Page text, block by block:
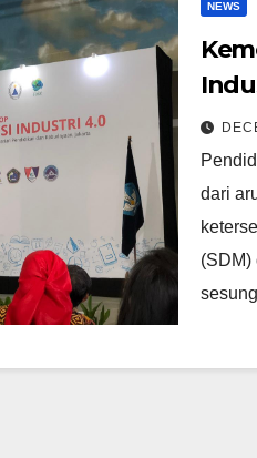
NEWS
dari
(SDM)